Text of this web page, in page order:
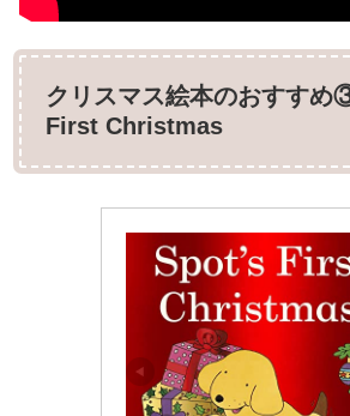
クリスマス絵本のおすすめ
First Christmas